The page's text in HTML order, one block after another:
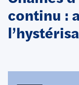
continu :